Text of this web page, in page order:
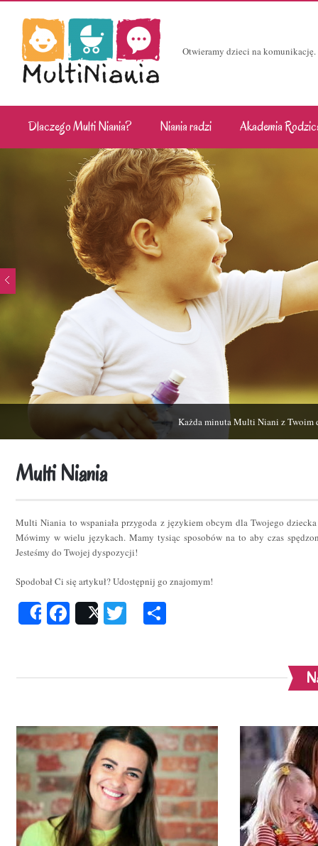
Otwieramy dzieci na
Dlaczego Multi Niania? Niania radzi Akademia
Każda minuta Multi Niani z Twoim
Multi Niania
Multi Niania to wspaniała przygoda z językiem obcym dla Twojego
Mówimy w wielu językach. Mamy tysiąc sposobów na to aby czas
Jesteśmy do Twojej dyspozycji!
Spodobał Ci się artykuł? Udostępnij go znajomym!
ShareFacebook
Post Twitter